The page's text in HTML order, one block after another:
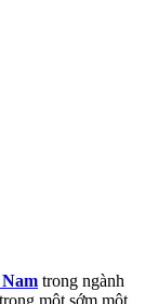
trong ngành
một sớm một